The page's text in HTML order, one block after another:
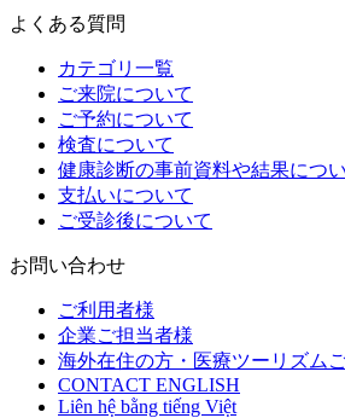
よくある質問
カテゴリ一覧
ご来院について
ご予約について
検査について
健康診断の事前資料や結果につ
支払いについて
ご受診後について
お問い合わせ
ご利用者様
企業ご担当者様
海外在住の方・医療ツーリズム
CONTACT ENGLISH
Liên hệ bằng tiếng Việt